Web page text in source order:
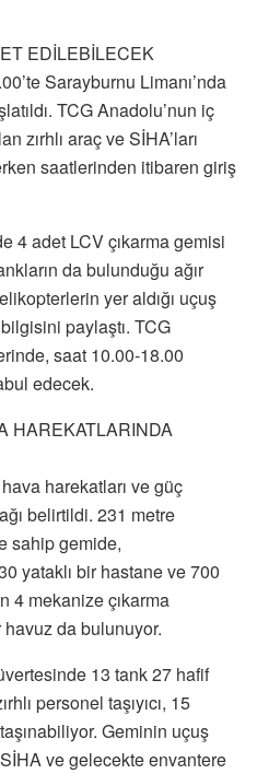
EDİLEBİLECEK
Sarayburnu Limanı’nda
TCG Anadolu’nun iç
zırhlı araç ve SİHA’ları
saatlerinden itibaren giriş
4 adet LCV çıkarma gemisi
da bulunduğu ağır
yer aldığı uçuş
paylaştı. TCG
saat 10.00-18.00
edecek.
HAREKATLARINDA
harekatları ve güç
belirtildi. 231 metre
sahip gemide,
yataklı bir hastane ve 700
4 mekanize çıkarma
da bulunuyor.
13 tank 27 hafif
personel taşıyıcı, 15
Geminin uçuş
ve gelecekte envantere